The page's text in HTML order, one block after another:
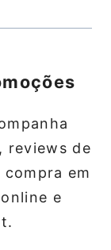
reviews de
em
e